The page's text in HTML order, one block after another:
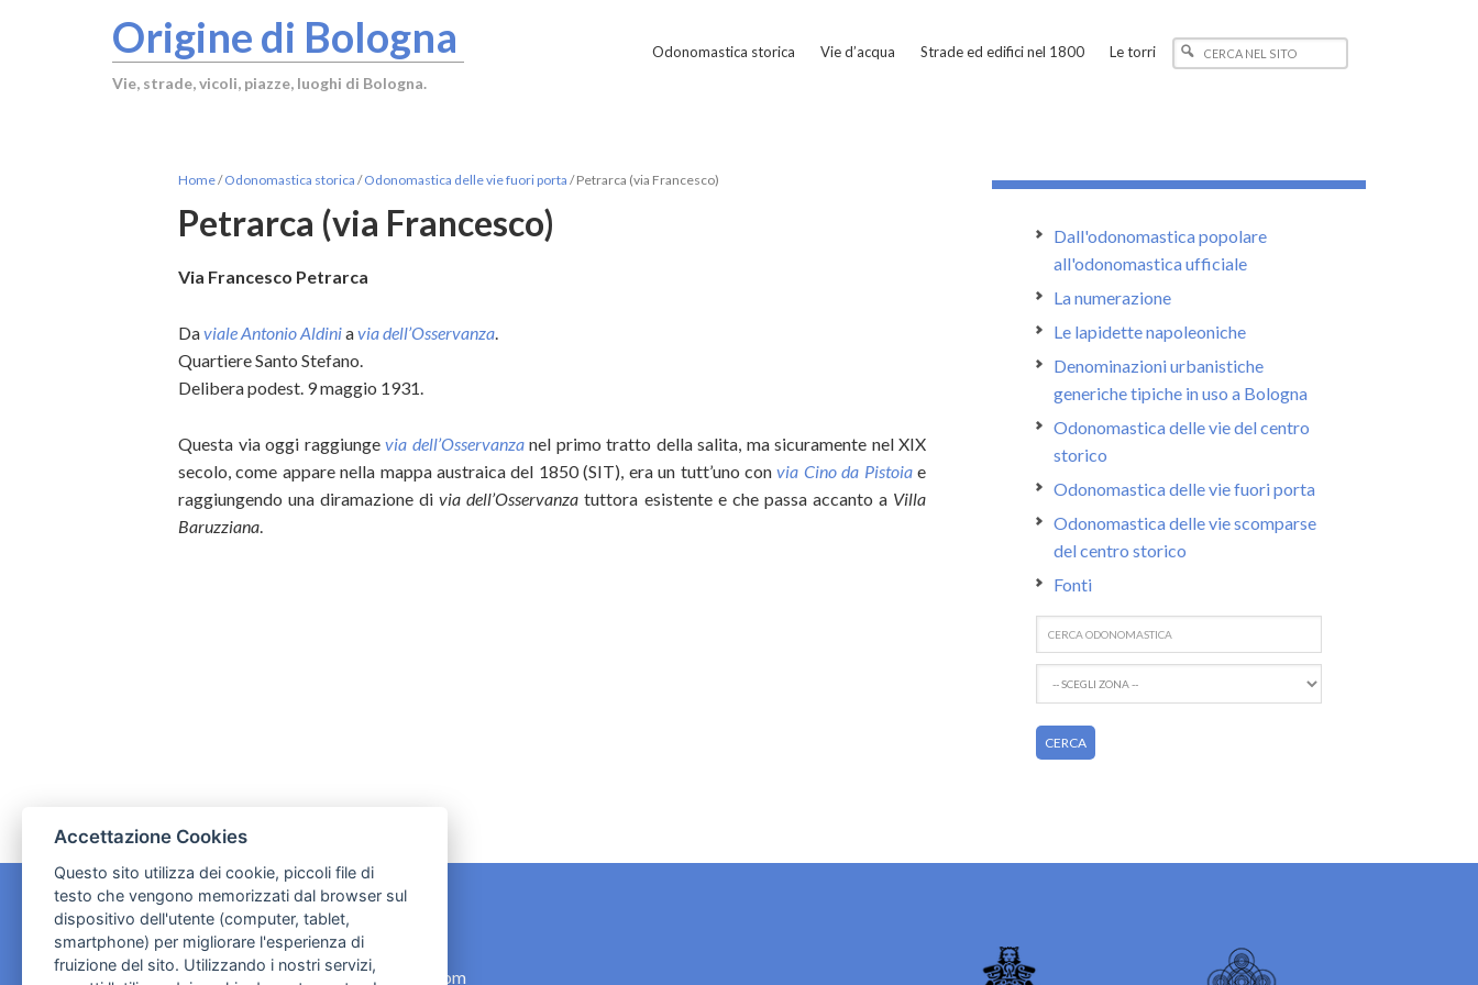
Origine di Bologna
Vie, strade, vicoli, piazze, luoghi di Bologna.
Odonomastica storica Vie d’acqua Strade ed edifici nel 1800 Le torri
Home/ Odonomastica storica / Odonomastica delle vie fuori porta /Petrarca (via Francesco)
Petrarca (via Francesco)
Via Francesco Petrarca
Daviale Antonio Aldiniavia dell’Osservanza.
Quartiere Santo Stefano.
Delibera podest. 9 maggio 1931.
Questa via oggi raggiunge via dell’Osservanzanel primo tratto della salita, ma sicuramente nel XIX
secolo, come appare nella mappa austraica del 1850 (SIT), era un tutt’uno convia Cino da Pistoiae
raggiungendo una diramazione divia dell’Osservanza tuttora esistente e che passa accanto a Villa
Baruzziana.
Dall'odonomastica popolare
all'odonomastica ufficiale
La numerazione
Le lapidette napoleoniche
Denominazioni urbanistiche
generiche tipiche in uso a Bologna
Odonomastica delle vie del centro
storico
Odonomastica delle vie fuori porta
Odonomastica delle vie scomparse
del centro storico
Fonti
CONTATTI
contact.originebologna@gmail.com
Accettazione Cookies
Questo sito utilizza dei cookie, piccoli file di
testo che vengono memorizzati dal browser sul
dispositivo dell'utente (computer, tablet,
smartphone) per migliorare l'esperienza di
fruizione del sito. Utilizzando i nostri servizi,